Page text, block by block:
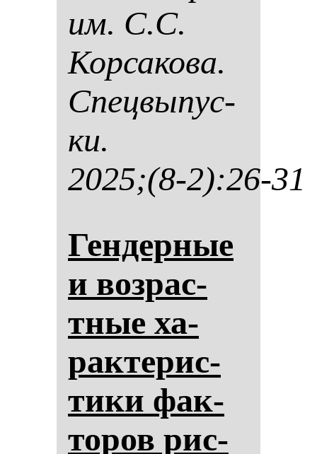
им. С.С.
Кор­са­ко­ва.
Спец­вы­пус­
ки.
2025;(8-2):26-31
Ген­дер­ные
и воз­рас­
тные ха­
рак­те­рис­
ти­ки фак­
то­ров рис­